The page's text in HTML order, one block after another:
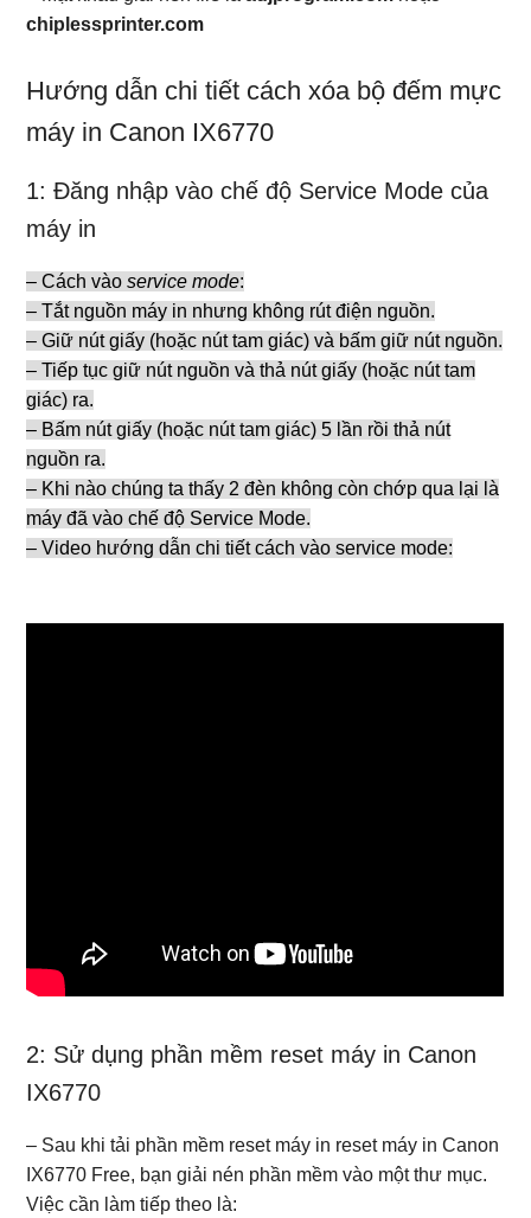
chiplessprinter.com
Hướng dẫn chi tiết cách xóa bộ đếm mực
máy in Canon IX6770
1: Đăng nhập vào chế độ Service Mode của
máy in
– Cách vàoservice mode:
– Tắt nguồn máy in nhưng không rút điện nguồn.
– Giữ nút giấy (hoặc nút tam giác) và bấm giữ nút nguồn.
– Tiếp tục giữ nút nguồn và thả nút giấy (hoặc nút tam
giác) ra.
– Bấm nút giấy (hoặc nút tam giác) 5 lần rồi thả nút
nguồn ra.
– Khi nào chúng ta thấy 2 đèn không còn chớp qua lại là
máy đã vào chế độ Service Mode.
– Video hướng dẫn chi tiết cách vào service mode:
2: Sử dụng phần mềm reset máy in Canon
IX6770
– Sau khi tải phần mềm reset máy in reset máy in Canon
IX6770 Free, bạn giải nén phần mềm vào một thư mục.
Việc cần làm tiếp theo là: